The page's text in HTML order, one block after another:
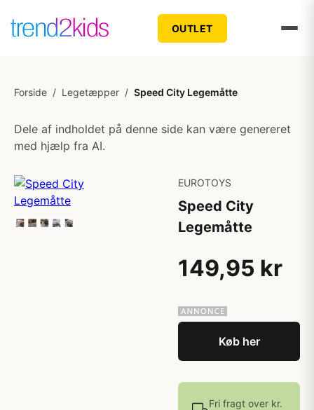
OUTLET
Forside / Legetæpper / Speed City Legemåtte
Dele af indholdet på denne side kan være genereret
med hjælp fra AI.
EUROTOYS
Speed City
Legemåtte
149,95 kr
Køb her
Fri fragt over kr.